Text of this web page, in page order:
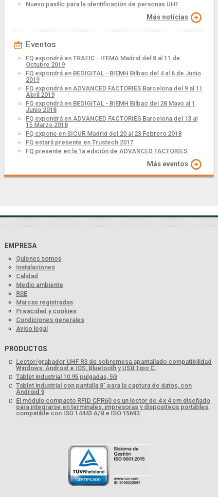
Nuevo pasillo para la identificación de personas UHF
Más noticias
Eventos
FQ expondrá en TRAFIC - IFEMA Madrid del 8 al 11 de
Octubre 2019
FQ expondrá en BEDIGITAL - BIEMH Bilbao del 4 al 6 de Junio
2019
FQ expondrá en ADVANCED FACTORIES Barcelona del 9 al 11
Abril 2019
FQ expondrá en BEDIGITAL - BIEMH Bilbao del 28 Mayo al 1
Junio 2018
FQ expondrá en ADVANCED FACTORIES Barcelona del 13 al
15 Marzo 2018
FQ expone en SICUR Madrid del 20 al 23 Febrero 2018
FQ estará presente en Trustech 2017
FQ presente en la 1a edición de ADVANCED FACTORIES
Más eventos
EMPRESA
Quienes somos
Instalaciones
Calidad
Medio ambiente
RSE
Marcas registradas
Privacidad y cookies
Condiciones generales
Aviso legal
PRODUCTOS
Lector/grabador UHF R3 de sobremesa apantallado compatibilidad
Windows, Android e IOS, Bluetooth y USB Tipo C.
Tablet industrial 10.95 pulgadas, 5G
Tablet industrial con pantalla 8" para la captura de datos, con
Android 9
El módulo compacto RFID CPR60 es un lector de 4 x 4 cm diseñado
para integrarse en terminales, impresoras y dispositivos portátiles,
compatible con ISO 14443 A/B e ISO 15693.